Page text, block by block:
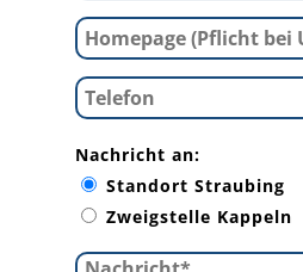
Nachricht an:
Standort Straubing
Zweigstelle Kappeln